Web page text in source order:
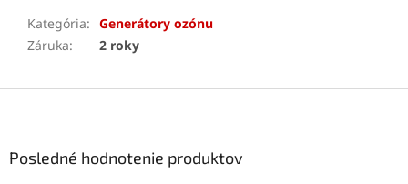
Kategória: Generátory ozónu
Záruka: 2 roky
Posledné hodnotenie produktov